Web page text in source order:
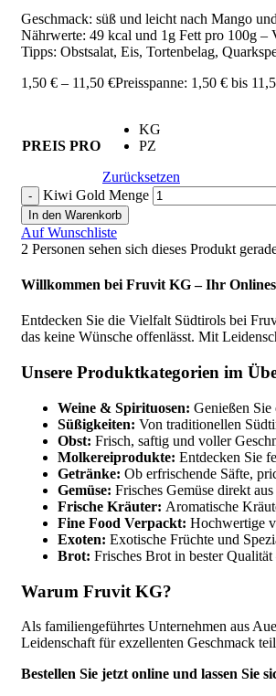
Geschmack: süß und leicht nach Mango
Nährwerte: 49 kcal und 1g Fett pro 100g
Tipps: Obstsalat, Eis, Tortenbelag,
1,50 € – 11,50 €Preisspanne: 1,50 € bis
PREIS PRO
KG
PZ
Zurücksetzen
Kiwi Gold Menge
In den Warenkorb
Auf Wunschliste
2 Personen sehen sich dieses Produkt
Willkommen bei Fruvit KG – Ihr
Entdecken Sie die Vielfalt Südtirols bei
das keine Wünsche offenlässt. Mit
Unsere Produktkategorien im
Weine & Spirituosen: Genießen Sie
Süßigkeiten: Von traditionellen
Obst: Frisch, saftig und voller
Molkereiprodukte: Entdecken Sie
Getränke: Ob erfrischende Säfte,
Gemüse: Frisches Gemüse direkt
Frische Kräuter: Aromatische
Fine Food Verpackt: Hochwertige
Exoten: Exotische Früchte und
Brot: Frisches Brot in bester
Warum Fruvit KG?
Als familiengeführtes Unternehmen aus
Leidenschaft für exzellenten Geschmack
Bestellen Sie jetzt online und lassen Sie